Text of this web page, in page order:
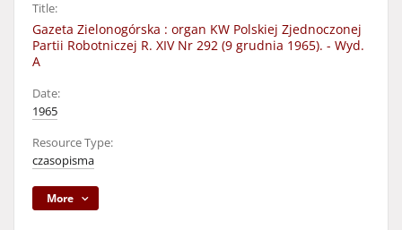
Title:
Gazeta Zielonogórska : organ KW Polskiej Zjednoczonej
Partii Robotniczej R. XIV Nr 292 (9 grudnia 1965). - Wyd.
A
Date:
1965
Resource Type:
czasopisma
More